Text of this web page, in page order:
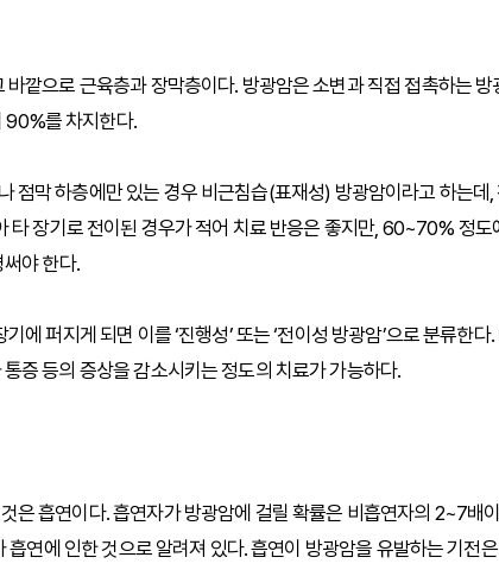
깥으로 근육층과 장막층이다. 방광암은 소변과 직접 접촉하는 방
90%를 차지한다.
점막 하층에만 있는 경우 비근침습(표재성) 방광암이라고 하는
타 장기로 전이된 경우가 적어 치료 반응은 좋지만, 60~70% 정도
야 한다.
에 퍼지게 되면 이를 ‘진행성’ 또는 ‘전이성 방광암’으로 분류한다
증 등의 증상을 감소시키는 정도의 치료가 가능하다.
은 흡연이다. 흡연자가 방광암에 걸릴 확률은 비흡연자의 2~7배
연에 인한 것으로 알려져 있다. 흡연이 방광암을 유발하는 기전은